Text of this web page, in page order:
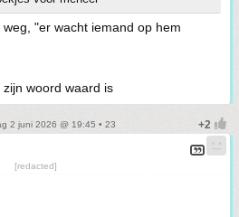
"er wacht iemand op hem
woord waard is
2 juni 2026 @ 19:45 • 23
[redacted]